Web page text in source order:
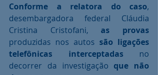
Conforme a relatora do caso,
desembargadora federal Cláudia
Cristina Cristofani, as provas
produzidas nos autos são ligações
telefônicas interceptadas no
decorrer da investigação que não